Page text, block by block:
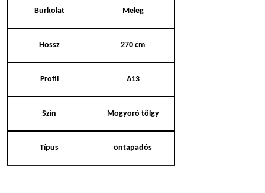
Burkolat Meleg
Hossz 270 cm
Profil A13
Szín Mogyoró tölgy
Típus öntapadós